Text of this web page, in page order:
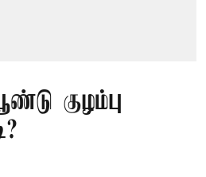
குழம்பு